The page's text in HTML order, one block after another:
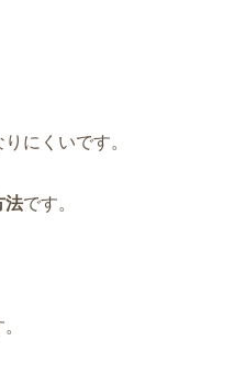
にくいです。
法です。